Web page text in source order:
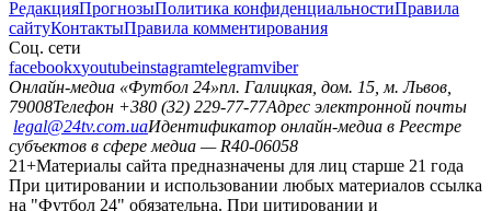
РедакцияПрогнозыПолитика конфиденциальностиПравила
сайтуКонтактыПравила комментирования
Соц. сети
facebookxyoutubeinstagramtelegramviber
Онлайн-медиа «Футбол 24»пл. Галицкая, дом. 15, м. Львов,
79008Телефон +380 (32) 229-77-77Адрес электронной почты
legal@24tv.com.uaИдентификатор онлайн-медиа в Реестре
субъектов в сфере медиа — R40-06058
21+Материалы сайта предназначены для лиц старше 21 года
При цитировании и использовании любых материалов ссылка
на "Футбол 24" обязательна. При цитировании и